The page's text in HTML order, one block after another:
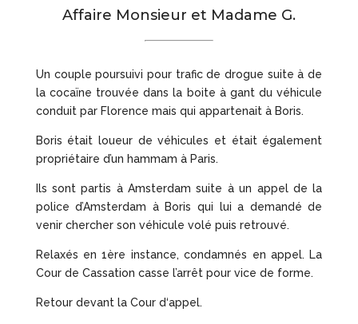
Affaire Monsieur et Madame G.
Un couple poursuivi pour trafic de drogue suite à de
la cocaïne trouvée dans la boite à gant du véhicule
conduit par Florence mais qui appartenait à Boris.
Boris était loueur de véhicules et était également
propriétaire d’un hammam à Paris.
Ils sont partis à Amsterdam suite à un appel de la
police d’Amsterdam à Boris qui lui a demandé de
venir chercher son véhicule volé puis retrouvé.
Relaxés en 1ère instance, condamnés en appel. La
Cour de Cassation casse l’arrêt pour vice de forme.
Retour devant la Cour d‘appel.